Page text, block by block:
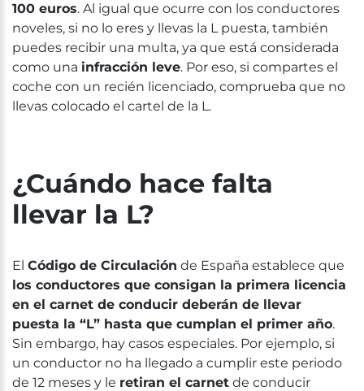
100 euros. Al igual que ocurre con los conductores
noveles, si no lo eres y llevas la L puesta, también
puedes recibir una multa, ya que está considerada
como una infracción leve. Por eso, si compartes el
coche con un recién licenciado, comprueba que no
llevas colocado el cartel de la L.
¿Cuándo hace falta
llevar la L?
El Código de Circulación de España establece que
los conductores que consigan la primera licencia
en el carnet de conducir deberán de llevar
puesta la “L” hasta que cumplan el primer año.
Sin embargo, hay casos especiales. Por ejemplo, si
un conductor no ha llegado a cumplir este periodo
de 12 meses y le retiran el carnet de conducir